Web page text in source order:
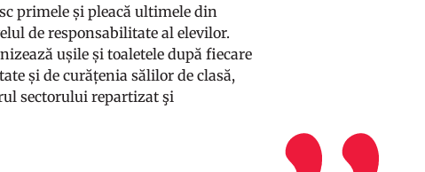
primele și pleacă ultimele din
de responsabilitate al elevilor.
ușile și toaletele după fiecare
și de curățenia sălilor de clasă,
sectorului repartizat şi